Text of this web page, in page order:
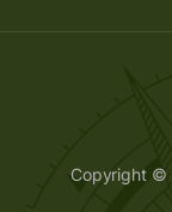
Copyright ©